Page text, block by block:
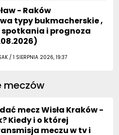
- Raków
typy bukmacherskie ,
spotkania i prognoza
/ 1 SIERPNIA 2026, 19:37
meczów
mecz Wisła Kraków -
Kiedy i o której
meczu w tv i